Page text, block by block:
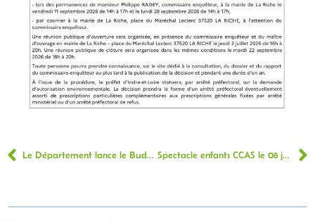
Le Département lance le Budget participatif jeunesse 2026 Spectacle enfants CCAS le 08 juillet 2026